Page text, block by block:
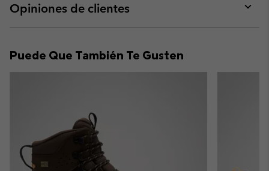
Opiniones de clientes
or
Puede Que También Te Gusten